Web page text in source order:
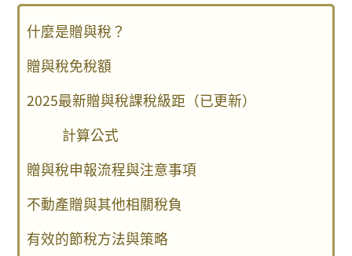
什麼是贈與稅？
贈與稅免稅額
2025最新贈與稅課稅級距（已更新）
計算公式
贈與稅申報流程與注意事項
不動產贈與其他相關稅負
有效的節稅方法與策略